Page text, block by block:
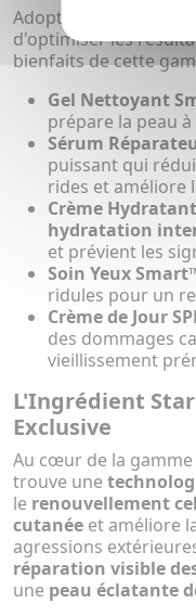
Adopter une
d'optimiser les
bienfaits de cette
Gel Nettoyant
prépare la peau
Sérum
puissant qui
rides et améliore
Crème
hydratation
et prévient les
Soin Yeux
ridules pour un
Crème de Jour
des dommages
vieillissement
L'Ingrédient
Exclusive
Au cœur de la gamme
trouve une
le renouvellement
cutanée et améliore
agressions
réparation visible
une peau éclatante